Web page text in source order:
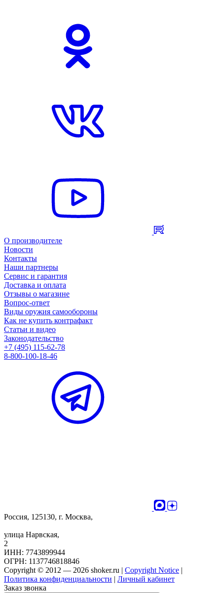
О производителе
Новости
Контакты
Наши партнеры
Сервис и гарантия
Доставка и оплата
Отзывы о магазине
Вопрос-ответ
Виды оружия самообороны
Как не купить контрафакт
Статьи и видео
Законодательство
+7 (495) 115-62-78
8-800-100-18-46
Россия, 125130, г. Москва,
улица Нарвская,
2
ИНН: 7743899944
ОГРН: 1137746818846
Copyright © 2012 — 2026 shoker.ru | Copyright Notice |
Политика конфиденциальности | Личный кабинет
Заказ звонка